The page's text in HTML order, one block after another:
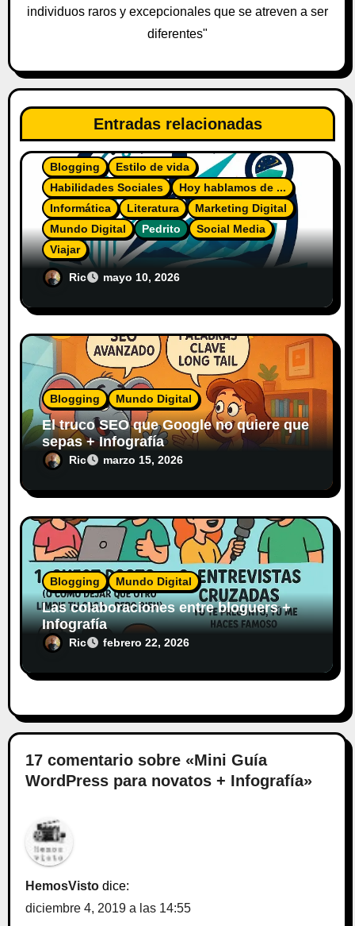
a
a
s
individuos raros y excepcionales que se atreven a ser
diferentes"
Entradas relacionadas
Blogging
Estilo de vida
Habilidades Sociales
Hoy hablamos de ...
Informática
Literatura
Marketing Digital
Mundo Digital
Pedrito
Social Media
Viajar
El Diario del Explorador Digital
Ric mayo 10, 2026
Blogging Mundo Digital
El truco SEO que Google no quiere que
sepas + Infografía
Ric marzo 15, 2026
Blogging Mundo Digital
Las colaboraciones entre bloguers +
Infografía
Ric febrero 22, 2026
17 comentario sobre «Mini Guía
WordPress para novatos + Infografía»
HemosVisto dice:
diciembre 4, 2019 a las 14:55